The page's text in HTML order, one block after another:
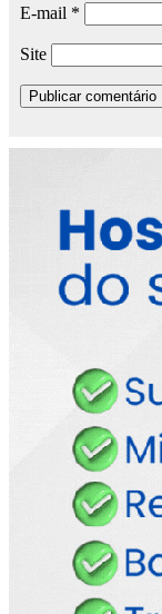
E-mail *
Site